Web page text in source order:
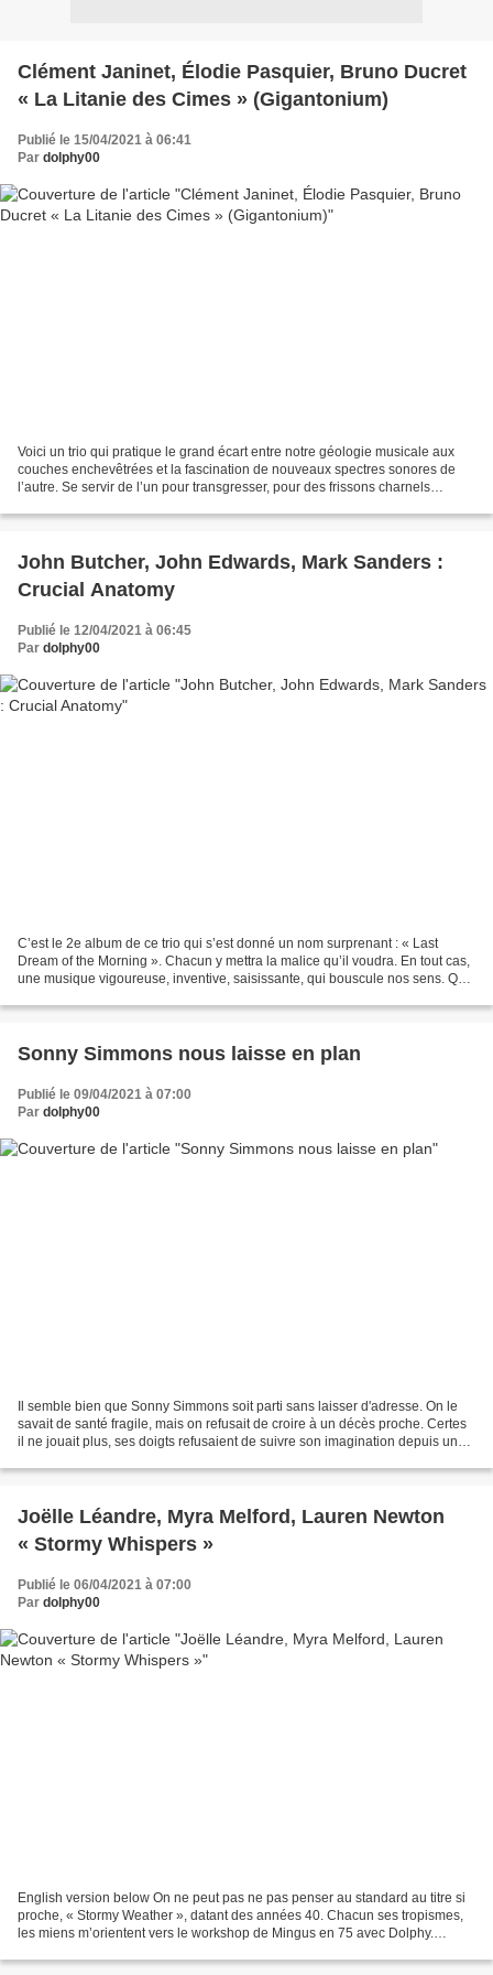
Clément Janinet, Élodie Pasquier, Bruno Ducret
« La Litanie des Cimes » (Gigantonium)
Publié le 15/04/2021 à 06:41
Par dolphy00
Voici un trio qui pratique le grand écart entre notre géologie musicale aux
couches enchevêtrées et la fascination de nouveaux spectres sonores de
l’autre. Se servir de l’un pour transgresser, pour des frissons charnels
John Butcher, John Edwards, Mark Sanders :
Crucial Anatomy
Publié le 12/04/2021 à 06:45
Par dolphy00
C’est le 2e album de ce trio qui s’est donné un nom surprenant : « Last
Dream of the Morning ». Chacun y mettra la malice qu’il voudra. En tout cas,
une musique vigoureuse, inventive, saisissante, qui bouscule nos sens. Qu’il
Sonny Simmons nous laisse en plan
Publié le 09/04/2021 à 07:00
Par dolphy00
Il semble bien que Sonny Simmons soit parti sans laisser d'adresse. On le
savait de santé fragile, mais on refusait de croire à un décès proche. Certes
il ne jouait plus, ses doigts refusaient de suivre son imagination depuis un
Joëlle Léandre, Myra Melford, Lauren Newton
« Stormy Whispers »
Publié le 06/04/2021 à 07:00
Par dolphy00
English version below On ne peut pas ne pas penser au standard au titre si
proche, « Stormy Weather », datant des années 40. Chacun ses tropismes,
les miens m’orientent vers le workshop de Mingus en 75 avec Dolphy.